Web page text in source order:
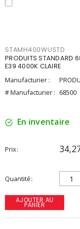
STAMH400WUSTD
PRODUITS STANDARD
E39 4000K CLAIRE
Manufacturier :
# Manufacturier : 68500
En inventaire
Prix
Quantité
AJOUTER AU
PANIER